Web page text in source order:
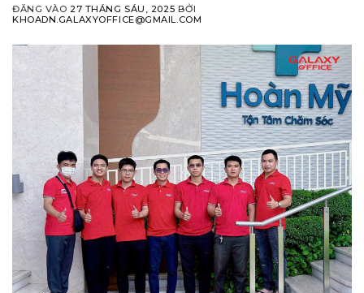
ĐĂNG VÀO27 THÁNG SÁU, 2025 BỞI
KHOADN.GALAXYOFFICE@GMAIL.COM